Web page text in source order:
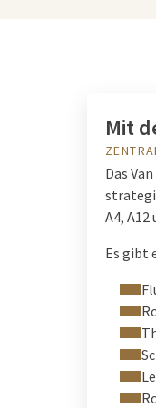
Mit
Das
A4, A12
Es gibt